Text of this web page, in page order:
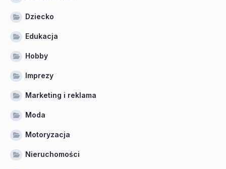
Dziecko
Edukacja
Hobby
Imprezy
Marketing i reklama
Moda
Motoryzacja
Nieruchomości